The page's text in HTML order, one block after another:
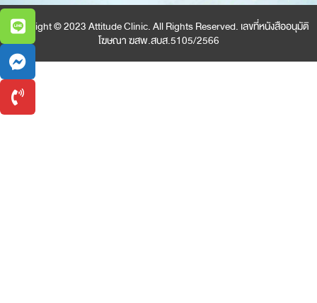
Copyright © 2023 Attitude Clinic. All Rights Reserved. เลขที่หนังสืออนุมัติ
โฆษณา ฆสพ.สบส.5105/2566